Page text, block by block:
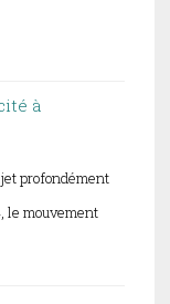
à
profondément
le mouvement